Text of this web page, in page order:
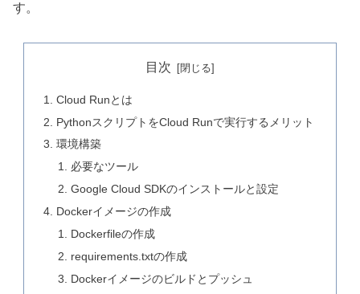
す。
目次
Cloud Runとは
PythonスクリプトをCloud Runで実行するメリット
環境構築
必要なツール
Google Cloud SDKのインストールと設定
Dockerイメージの作成
Dockerfileの作成
requirements.txtの作成
Dockerイメージのビルドとプッシュ